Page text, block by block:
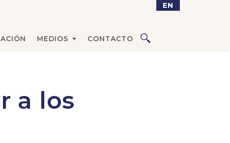
MEDIOS CONTACTO
EN
a los